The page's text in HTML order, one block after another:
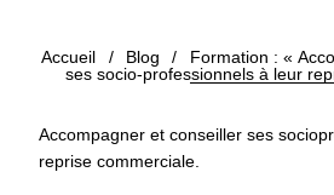
Accueil / Blog /
Formation : «
ses socio-professionnels à leur
Accompagner et conseiller ses
reprise commerciale.